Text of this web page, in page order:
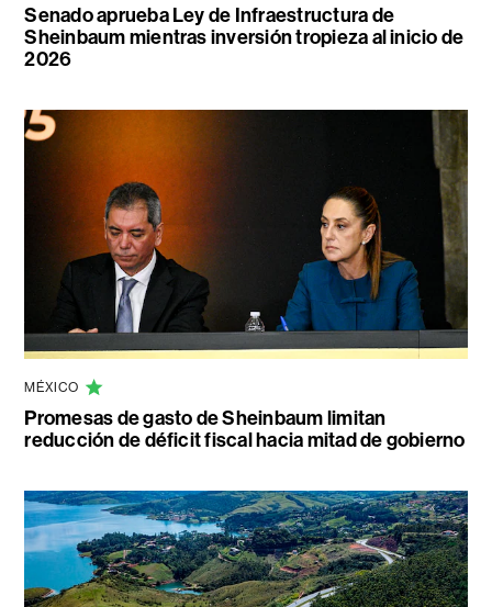
Senado aprueba Ley de Infraestructura de
Sheinbaum mientras inversión tropieza al inicio de
2026
MÉXICO
Promesas de gasto de Sheinbaum limitan
reducción de déficit fiscal hacia mitad de gobierno